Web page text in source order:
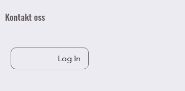
Kontakt oss
Log In